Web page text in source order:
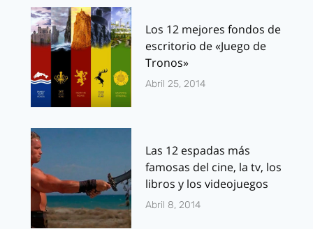
Los 12 mejores fondos de
escritorio de «Juego de
Tronos»
Abril 25, 2014
Las 12 espadas más
famosas del cine, la tv, los
libros y los videojuegos
Abril 8, 2014